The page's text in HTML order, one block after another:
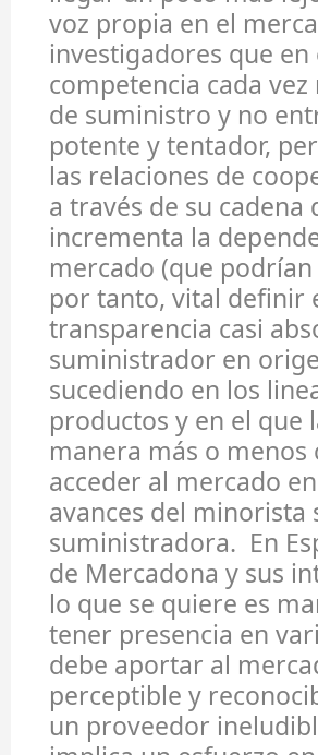
voz propia en el
investigadores que
competencia cada
de suministro y no
potente y tentador,
las relaciones de
a través de su
incrementa la
mercado (que
por tanto, vital definir
transparencia casi
suministrador en
sucediendo en los
productos y en el que
manera más o menos
acceder al mercado
avances del minorista
suministradora. En
de Mercadona y sus
lo que se quiere es
tener presencia en
debe aportar al
perceptible y
un proveedor